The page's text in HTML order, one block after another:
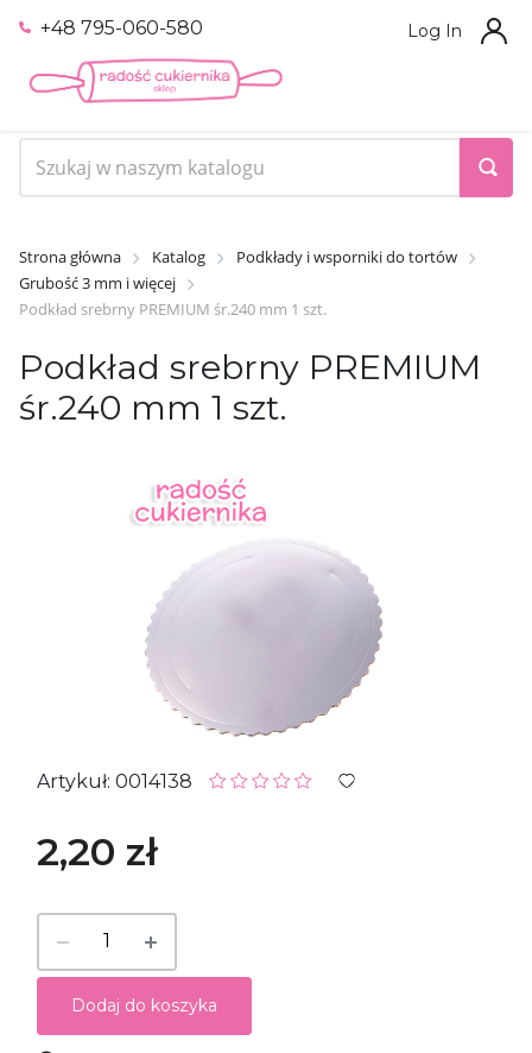
+48 795-060-580 Log In
Strona główna Katalog
Podkłady i wsporniki do tortów
Grubość 3 mm i więcej
Podkład srebrny PREMIUM śr.240 mm 1 szt.
Podkład srebrny PREMIUM
śr.240 mm 1 szt.
Artykuł: 0014138
2,20 zł
Dodaj do koszyka